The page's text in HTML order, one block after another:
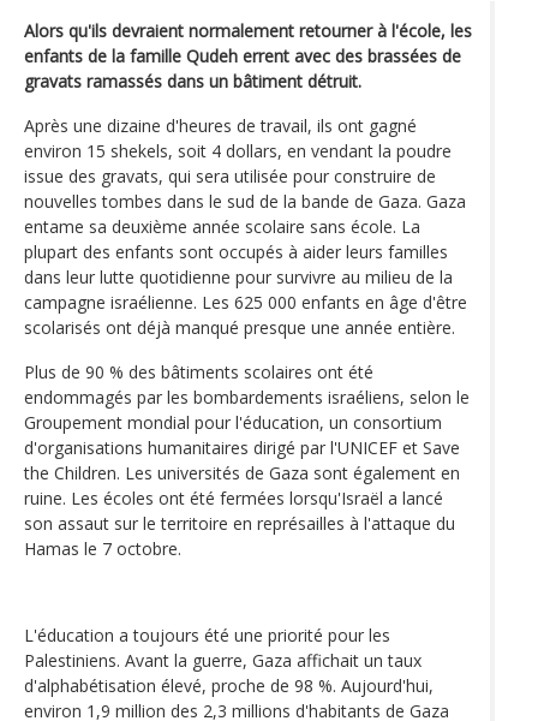
Alors qu'ils devraient normalement retourner à l'école, les
enfants de la famille Qudeh errent avec des brassées de
gravats ramassés dans un bâtiment détruit.
Après une dizaine d'heures de travail, ils ont gagné
environ 15 shekels, soit 4 dollars, en vendant la poudre
issue des gravats, qui sera utilisée pour construire de
nouvelles tombes dans le sud de la bande de Gaza. Gaza
entame sa deuxième année scolaire sans école. La
plupart des enfants sont occupés à aider leurs familles
dans leur lutte quotidienne pour survivre au milieu de la
campagne israélienne. Les 625 000 enfants en âge d'être
scolarisés ont déjà manqué presque une année entière.
Plus de 90 % des bâtiments scolaires ont été
endommagés par les bombardements israéliens, selon le
Groupement mondial pour l'éducation, un consortium
d'organisations humanitaires dirigé par l'UNICEF et Save
the Children. Les universités de Gaza sont également en
ruine. Les écoles ont été fermées lorsqu'Israël a lancé
son assaut sur le territoire en représailles à l'attaque du
Hamas le 7 octobre.
L'éducation a toujours été une priorité pour les
Palestiniens. Avant la guerre, Gaza affichait un taux
d'alphabétisation élevé, proche de 98 %. Aujourd'hui,
environ 1,9 million des 2,3 millions d'habitants de Gaza